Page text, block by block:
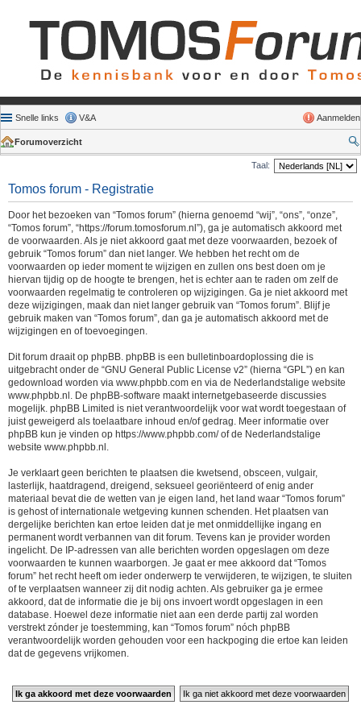
Snelle links V&A Aanmelden
Forumoverzicht
Taal:
Tomos forum - Registratie
Door het bezoeken van “Tomos forum” (hierna genoemd “wij”, “ons”, “onze”,
“Tomos forum”, “https://forum.tomosforum.nl”), ga je automatisch akkoord met
de voorwaarden. Als je niet akkoord gaat met deze voorwaarden, bezoek of
gebruik “Tomos forum” dan niet langer. We hebben het recht om de
voorwaarden op ieder moment te wijzigen en zullen ons best doen om je
hiervan tijdig op de hoogte te brengen, het is echter aan te raden om zelf de
voorwaarden regelmatig te controleren op wijzigingen. Ga je niet akkoord met
deze wijzigingen, maak dan niet langer gebruik van “Tomos forum”. Blijf je
gebruik maken van “Tomos forum”, dan ga je automatisch akkoord met de
wijzigingen en of toevoegingen.
Dit forum draait op phpBB. phpBB is een bulletinboardoplossing die is
uitgebracht onder de “GNU General Public License v2” (hierna “GPL”) en kan
gedownload worden via www.phpbb.com en via de Nederlandstalige website
www.phpbb.nl . De phpBB-software maakt internetgebaseerde discussies
mogelijk. phpBB Limited is niet verantwoordelijk voor wat wordt toegestaan of
juist geweigerd als toelaatbare inhoud en/of gedrag. Meer informatie over
phpBB kun je vinden op https://www.phpbb.com/of de Nederlandstalige
website www.phpbb.nl .
Je verklaart geen berichten te plaatsen die kwetsend, obsceen, vulgair,
lasterlijk, haatdragend, dreigend, seksueel georiënteerd of enig ander
materiaal bevat die de wetten van je eigen land, het land waar “Tomos forum”
is gehost of internationale wetgeving kunnen schenden. Het plaatsen van
dergelijke berichten kan ertoe leiden dat je met onmiddellijke ingang en
permanent wordt verbannen van dit forum. Tevens kan je provider worden
ingelicht. De IP-adressen van alle berichten worden opgeslagen om deze
voorwaarden te kunnen waarborgen. Je gaat er mee akkoord dat “Tomos
forum” het recht heeft om ieder onderwerp te verwijderen, te wijzigen, te sluiten
of te verplaatsen wanneer zij dit nodig achten. Als gebruiker ga je ermee
akkoord, dat de informatie die je bij ons invoert wordt opgeslagen in een
database. Hoewel deze informatie niet aan een derde partij zal worden
verstrekt zónder je toestemming, kan “Tomos forum” nóch phpBB
verantwoordelijk worden gehouden voor een hackpoging die ertoe kan leiden
dat de gegevens vrijkomen.